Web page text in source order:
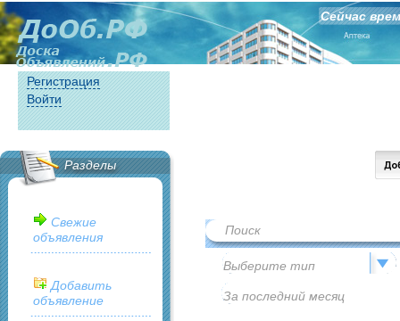
Регистрация
Войти
Сейчас
Разделы
Свежие
объявления
Добавить
объявление